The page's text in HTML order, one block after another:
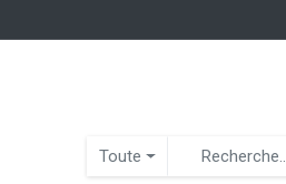
Toute